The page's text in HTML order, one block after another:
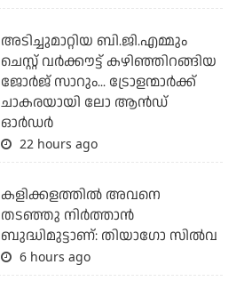
അടിച്ചുമാറ്റിയ ബി.ജി.എമ്മും
ചെസ്റ്റ് വര്‍ക്കൗട്ട് കഴിഞ്ഞിറങ്ങിയ
ജോര്‍ജ് സാറും... ട്രോളന്മാര്‍ക്ക്
ചാകരയായി ലോ ആന്‍ഡ്
ഓര്‍ഡര്‍
22 hours ago
കളിക്കളത്തില്‍ അവനെ
തടഞ്ഞു നിര്‍ത്താന്‍
ബുദ്ധിമുട്ടാണ്: തിയാഗോ സില്‍വ
6 hours ago